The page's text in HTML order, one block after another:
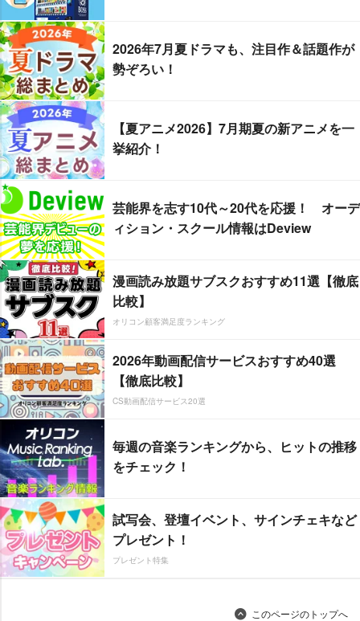
2026年7月夏ドラマも、注目作＆話題作が
勢ぞろい！
【夏アニメ2026】7月期夏の新アニメを一
挙紹介！
芸能界を志す10代～20代を応援！ オーデ
ィション・スクール情報はDeview
漫画読み放題サブスクおすすめ11選【徹底
比較】
オリコン顧客満足度ランキング
2026年動画配信サービスおすすめ40選
【徹底比較】
CS動画配信サービス20選
毎週の音楽ランキングから、ヒットの推移
をチェック！
試写会、登壇イベント、サインチェキなど
プレゼント！
プレゼント特集
このページのトップへ